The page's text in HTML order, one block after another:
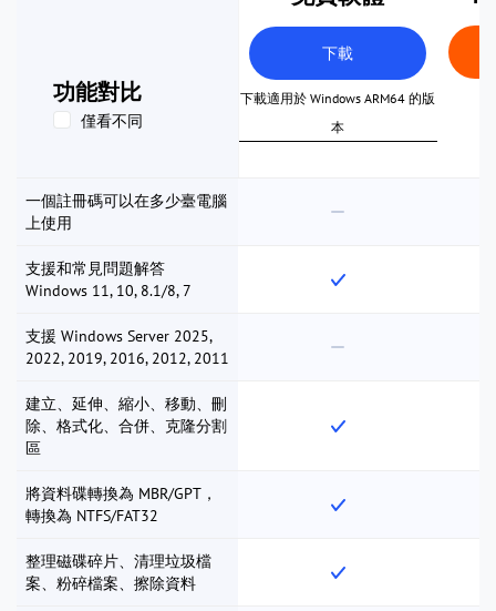
功能對比
僅看不同
下載
下載適用於 Windows ARM64 的版
本
一個註冊碼可以在多少臺電腦
上使用
支援和常見問題解答
Windows 11, 10, 8.1/8, 7
支援 Windows Server 2025,
2022, 2019, 2016, 2012, 2011
建立、延伸、縮小、移動、刪
除、格式化、合併、克隆分割
區
將資料碟轉換為 MBR/GPT，
轉換為 NTFS/FAT32
整理磁碟碎片、清理垃圾檔
案、粉碎檔案、擦除資料